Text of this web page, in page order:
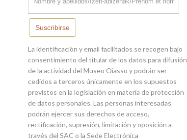
Suscribirse
La identificación y email facilitados se recogen bajo
consentimiento del titular de los datos para difusión
de la actividad del Museo Oiasso y podrán ser
cedidos a terceros únicamente en los supuestos
previstos en la legislación en materia de protección
de datos personales. Las personas interesadas
podrán ejercer sus derechos de acceso,
rectificación, supresión, limitación y oposición a
través del SAC o la Sede Electrónica